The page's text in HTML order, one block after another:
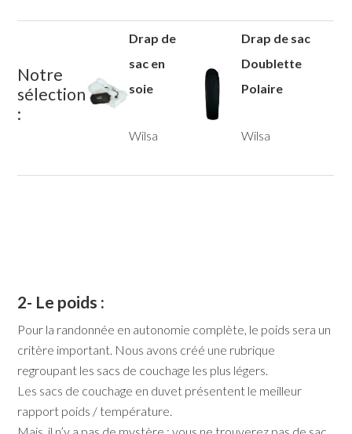
Notre
sélection
:
Drap de
sac en
soie
Wilsa
Drap de sac
Doublette
Polaire
Wilsa
2- Le poids :
Pour la randonnée en autonomie complète, le poids sera un
critère important. Nous avons créé une rubrique
regroupant les sacs de couchage les plus légers.
Les sacs de couchage en duvet présentent le meilleur
rapport poids / température.